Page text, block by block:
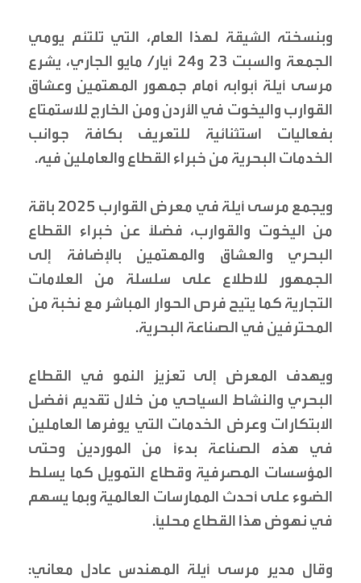
وبنسخته الشيقة لهذا العام، التي تلتئم يومي
الجمعة والسبت 23 و24 أيار/ مايو الجاري، يشرع
مرسى أيلة أبوابه أمام جمهور المهتمين وعشاق
القوارب واليخوت في الأردن ومن الخارج للاستمتاع
بفعاليات استثنائية للتعريف بكافة جوانب
الخدمات البحرية من خبراء القطاع والعاملين فيه.
ويجمع مرسى أيلة في معرض القوارب 2025 باقة
من اليخوت والقوارب، فضلاً عن خبراء القطاع
البحري والعشاق والمهتمين بالإضافة إلى
الجمهور للاطلاع على سلسلة من العلامات
التجارية كما يتيح فرص الحوار المباشر مع نخبة من
المحترفين في الصناعة البحرية.
ويهدف المعرض إلى تعزيز النمو في القطاع
البحري والنشاط السياحي من خلال تقديم أفضل
الابتكارات وعرض الخدمات التي يوفرها العاملين
في هذه الصناعة بدءاً من الموردين وحتى
المؤسسات المصرفية وقطاع التمويل كما يسلط
الضوء على أحدث الممارسات العالمية وبما يسهم
في نهوض هذا القطاع محلياً.
وقال مدير مرسى أيلة المهندس عادل معاني: